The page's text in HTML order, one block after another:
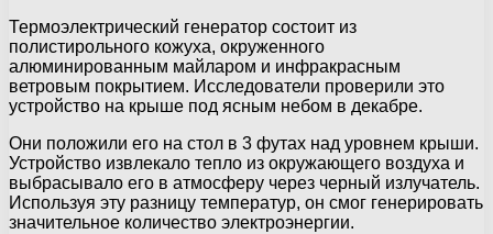
Термоэлектрический генератор состоит из
полистирольного кожуха, окруженного
алюминированным майларом и инфракрасным
ветровым покрытием. Исследователи проверили это
устройство на крыше под ясным небом в декабре.
Они положили его на стол в 3 футах над уровнем крыши.
Устройство извлекало тепло из окружающего воздуха и
выбрасывало его в атмосферу через черный излучатель.
Используя эту разницу температур, он смог генерировать
значительное количество электроэнергии.